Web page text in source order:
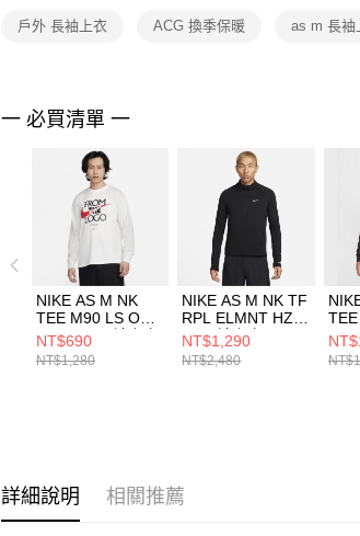
戶外 長袖上衣 ACG 換季保暖 as m 長袖
一 必買清單 一
NIKE AS M NK
TEE M90 LS OC
SP24 男 長袖上衣
FQ4921121
NT$690
NT$1,280
NIKE AS M NK TF
RPL ELMNT HZ
男 長袖上衣
FB8565010
NT$1,290
NT$2,480
男
詳細說明 相關推薦